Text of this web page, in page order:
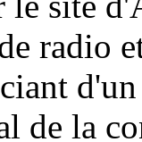
radio
de la